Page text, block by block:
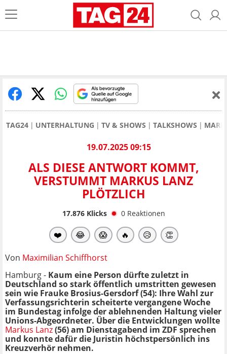
TAG24 UNTERHALTUNG TV & SHOWS TALKSHOWS
19.07.2025 09:15
ALS DIESE ANTWORT KOMMT,
VERSTUMMT MARKUS LANZ
PLÖTZLICH
17.876Klicks 0 Reaktionen
❤️ 😂 😱 🔥 😥 👏
Von Maximilian Schiffhorst
Hamburg - Kaum eine Person dürfte zuletzt in
Deutschland so stark öffentlich umstritten gewesen
sein wie Frauke Brosius-Gersdorf (54): Ihre Wahl zur
Verfassungsrichterin scheiterte vergangene Woche
im Bundestag infolge der ablehnenden Haltung vieler
Unions-Abgeordneter. Über die Entwicklungen wollte
Markus Lanz(56) am Dienstagabend im ZDF sprechen
und konnte dafür die Juristin höchstpersönlich ins
Kreuzverhör nehmen.